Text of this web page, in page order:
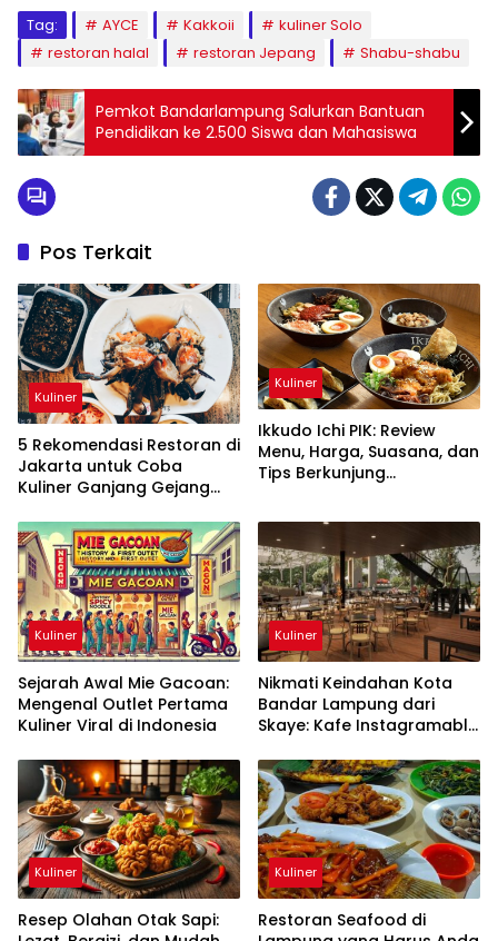
Tag: AYCE Kakkoii
kuliner Solo
restoran halal
restoran Jepang Shabu-shabu
Pemkot Bandarlampung Salurkan Bantuan
Pendidikan ke 2.500 Siswa dan Mahasiswa
Pos Terkait
Kuliner
5 Rekomendasi Restoran di
Jakarta untuk Coba
Kuliner Ganjang Gejang
Kuliner
Ikkudo Ichi PIK: Review
Menu, Harga, Suasana, dan
Tips Berkunjung
Kuliner
Sejarah Awal Mie Gacoan:
Mengenal Outlet Pertama
Kuliner Viral di Indonesia
Kuliner
Nikmati Keindahan Kota
Bandar Lampung dari
Skaye: Kafe Instagramable
Kuliner
Resep Olahan Otak Sapi:
Kuliner
Restoran Seafood di